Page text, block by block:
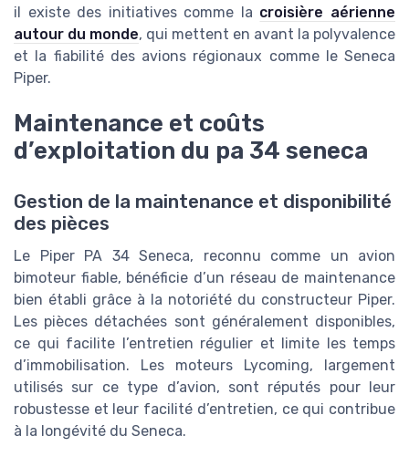
il existe des initiatives comme la croisière aérienne
autour du monde, qui mettent en avant la polyvalence
et la fiabilité des avions régionaux comme le Seneca
Piper.
Maintenance et coûts
d’exploitation du pa 34 seneca
Gestion de la maintenance et disponibilité
des pièces
Le Piper PA 34 Seneca, reconnu comme un avion
bimoteur fiable, bénéficie d’un réseau de maintenance
bien établi grâce à la notoriété du constructeur Piper.
Les pièces détachées sont généralement disponibles,
ce qui facilite l’entretien régulier et limite les temps
d’immobilisation. Les moteurs Lycoming, largement
utilisés sur ce type d’avion, sont réputés pour leur
robustesse et leur facilité d’entretien, ce qui contribue
à la longévité du Seneca.